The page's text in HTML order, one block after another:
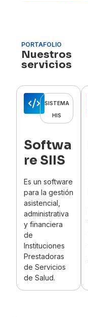
PORTAFOLIO
Nuestros
servicios
SISTEMA
HIS
Softwa
re SIIS
Es un software
para la gestión
asistencial,
administrativa
y financiera
de
Instituciones
Prestadoras
de Servicios
de Salud.